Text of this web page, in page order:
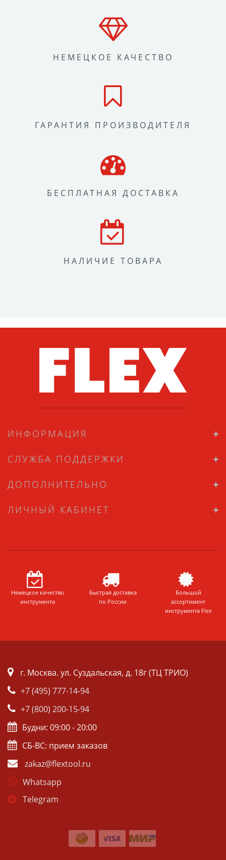
НЕМЕЦКОЕ КАЧЕСТВО
ГАРАНТИЯ ПРОИЗВОДИТЕЛЯ
БЕСПЛАТНАЯ ДОСТАВКА
НАЛИЧИЕ ТОВАРА
ИНФОРМАЦИЯ
СЛУЖБА ПОДДЕРЖКИ
ДОПОЛНИТЕЛЬНО
ЛИЧНЫЙ КАБИНЕТ
Немецкое качество
инструмента
Быстрая доставка
по России
Большой
ассортимент
инструмента Flex
г. Москва. ул. Суздальская, д. 18г (ТЦ ТРИО)
+7 (495) 777-14-94
+7 (800) 200-15-94
Будни: 09:00 - 20:00
СБ-ВС: прием заказов
zakaz@flextool.ru
Whatsapp
Telegram